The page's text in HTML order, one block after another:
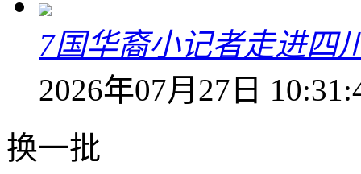
7国华裔小记者走进四
2026年07月27日
换一批